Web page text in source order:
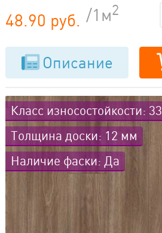
48.90 руб. /1м2
Описание
Класс износостойкости: 33
Толщина доски: 12 мм
Наличие фаски: Да